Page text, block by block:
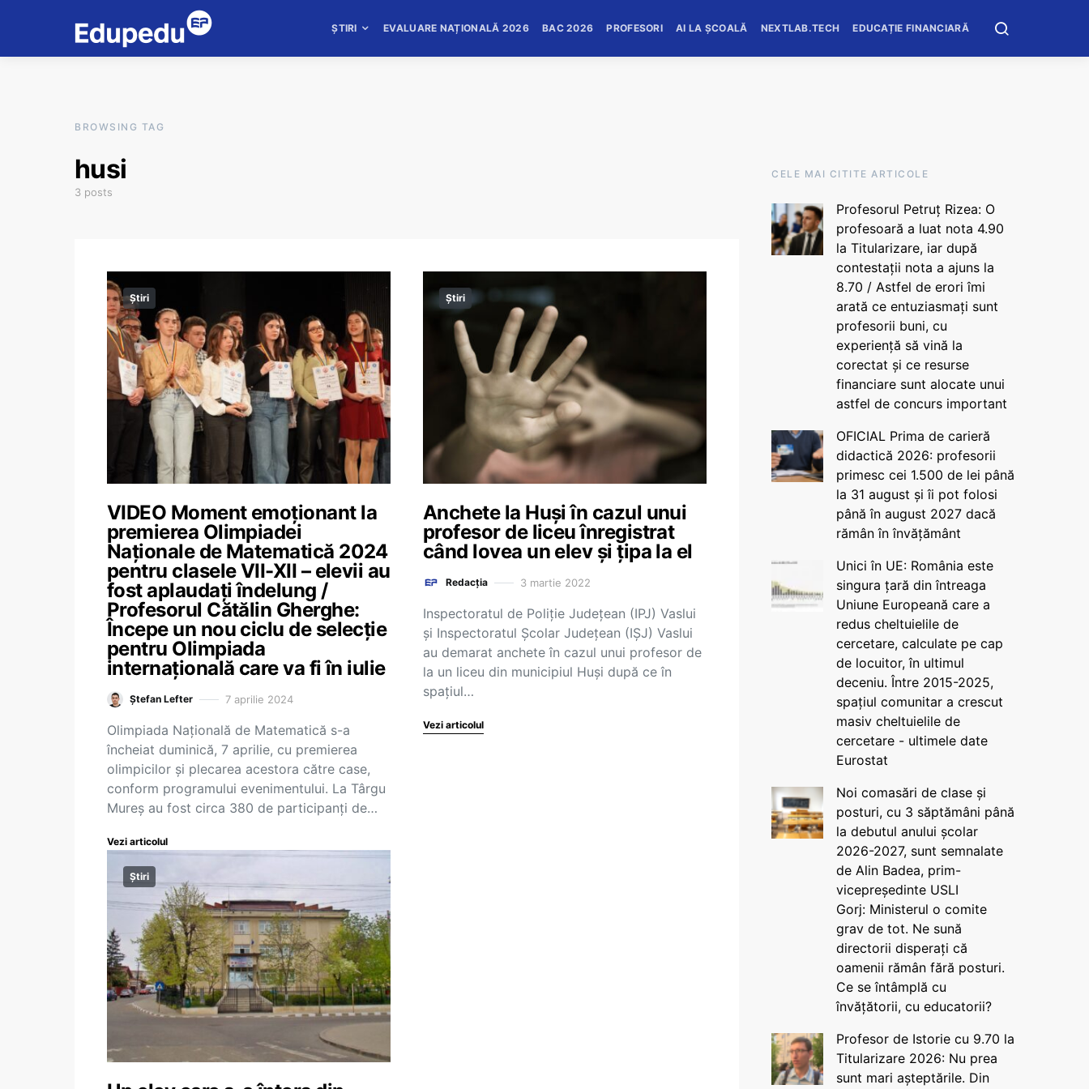
ȘTIRI EVALUARE NAȚIONALĂ 2026 BAC 2026 PROFESORI AI LA ȘCOALĂ NEXTLAB.TECH EDUCAȚIE FINANCIARĂ
BROWSING TAG
husi
3 posts
Știri
VIDEO Moment emoționant la
premierea Olimpiadei
Naționale de Matematică 2024
pentru clasele VII-XII – elevii au
fost aplaudați îndelung /
Profesorul Cătălin Gherghe:
Începe un nou ciclu de selecție
pentru Olimpiada
internațională care va fi în iulie
Ștefan Lefter 7 aprilie 2024
Olimpiada Națională de Matematică s-a
încheiat duminică, 7 aprilie, cu premierea
olimpicilor și plecarea acestora către case,
conform programului evenimentului. La Târgu
Mureș au fost circa 380 de participanți de…
Vezi articolul
Știri
Anchete la Huși în cazul unui
profesor de liceu înregistrat
când lovea un elev și țipa la el
Redacția 3 martie 2022
Inspectoratul de Poliţie Judeţean (IPJ) Vaslui
şi Inspectoratul Şcolar Judeţean (IŞJ) Vaslui
au demarat anchete în cazul unui profesor de
la un liceu din municipiul Huşi după ce în
spaţiul…
Vezi articolul
Știri
CELE MAI CITITE ARTICOLE
Profesorul Petruț Rizea: O
profesoară a luat nota 4.90
la Titularizare, iar după
contestații nota a ajuns la
8.70 / Astfel de erori îmi
arată ce entuziasmați sunt
profesorii buni, cu
experiență să vină la
corectat și ce resurse
financiare sunt alocate unui
astfel de concurs important
OFICIAL Prima de carieră
didactică 2026: profesorii
primesc cei 1.500 de lei până
la 31 august și îi pot folosi
până în august 2027 dacă
rămân în învățământ
Unici în UE: România este
singura țară din întreaga
Uniune Europeană care a
redus cheltuielile de
cercetare, calculate pe cap
de locuitor, în ultimul
deceniu. Între 2015-2025,
spațiul comunitar a crescut
masiv cheltuielile de
cercetare - ultimele date
Eurostat
Noi comasări de clase și
posturi, cu 3 săptămâni până
la debutul anului școlar
2026-2027, sunt semnalate
de Alin Badea, prim-
vicepreședinte USLI
Gorj: Ministerul o comite
grav de tot. Ne sună
directorii disperați că
oamenii rămân fără posturi.
Ce se întâmplă cu
învățătorii, cu educatorii?
Profesor de Istorie cu 9.70 la
Titularizare 2026: Nu prea
sunt mari așteptările. Din